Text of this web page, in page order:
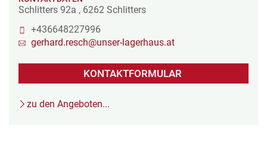
Schlitters 92a , 6262 Schlitters
+436648227996
gerhard.resch@unser-lagerhaus.at
KONTAKTFORMULAR
zu den Angeboten...